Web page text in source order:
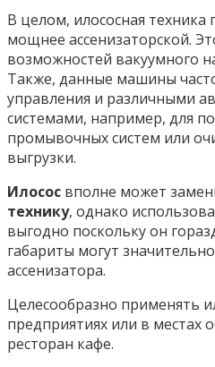
В целом, илососная техника
мощнее ассенизаторской.
возможностей вакуумного
Также, данные машины
управления и различными
системами, например, для
промывочных систем или
выгрузки.
Илосос вполне может
технику, однако
выгодно поскольку он
габариты могут
ассенизатора.
Целесообразно применять
предприятиях или в местах
ресторан кафе.